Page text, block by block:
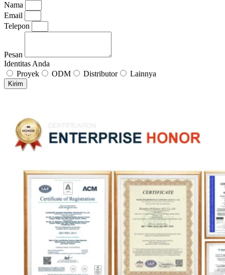
Nama
Email
Telepon
Pesan
Identitas Anda
Proyek
ODM Distributor Lainnya
Kirim